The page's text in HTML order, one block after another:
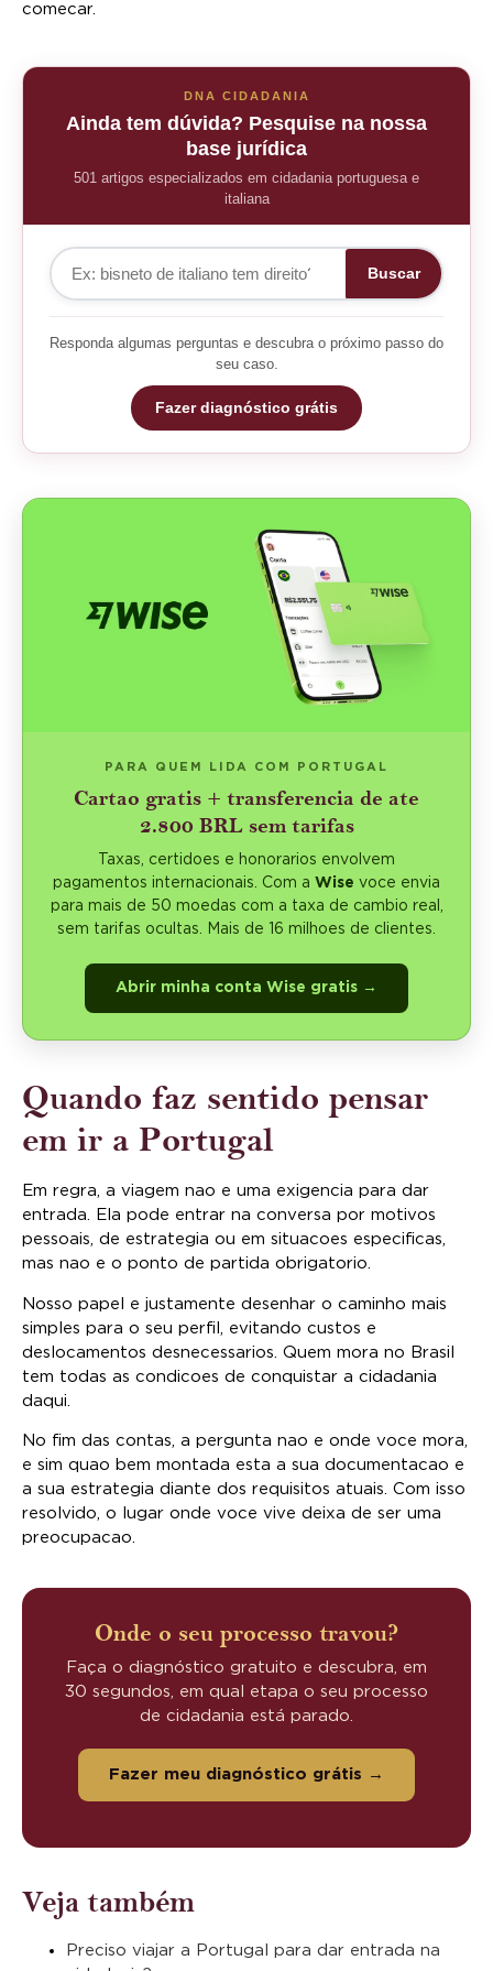
comecar.
DNA CIDADANIA
Ainda tem dúvida? Pesquise na nossa
base jurídica
501 artigos especializados em cidadania portuguesa e
italiana
Buscar
Responda algumas perguntas e descubra o próximo passo do
seu caso.
Fazer diagnóstico grátis
PARA QUEM LIDA COM PORTUGAL
Cartao gratis + transferencia de ate
2.800 BRL sem tarifas
Taxas, certidoes e honorarios envolvem
pagamentos internacionais. Com a Wise voce envia
para mais de 50 moedas com a taxa de cambio real,
sem tarifas ocultas. Mais de 16 milhoes de clientes.
Abrir minha conta Wise gratis →
Quando faz sentido pensar
em ir a Portugal
Em regra, a viagem nao e uma exigencia para dar
entrada. Ela pode entrar na conversa por motivos
pessoais, de estrategia ou em situacoes especificas,
mas nao e o ponto de partida obrigatorio.
Nosso papel e justamente desenhar o caminho mais
simples para o seu perfil, evitando custos e
deslocamentos desnecessarios. Quem mora no Brasil
tem todas as condicoes de conquistar a cidadania
daqui.
No fim das contas, a pergunta nao e onde voce mora,
e sim quao bem montada esta a sua documentacao e
a sua estrategia diante dos requisitos atuais. Com isso
resolvido, o lugar onde voce vive deixa de ser uma
preocupacao.
Onde o seu processo travou?
Faça o diagnóstico gratuito e descubra, em
30 segundos, em qual etapa o seu processo
de cidadania está parado.
Fazer meu diagnóstico grátis →
Veja também
Preciso viajar a Portugal para dar entrada na